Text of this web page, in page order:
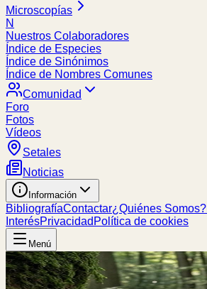
Microscopías
N
Nuestros Colaboradores
Índice de Especies
Índice de Sinónimos
Índice de Nombres Comunes
Comunidad
Foro
Fotos
Vídeos
Setales
Noticias
Información
BibliografíaContactar¿Quiénes Somos?
InterésPrivacidad Política de cookies
Menú